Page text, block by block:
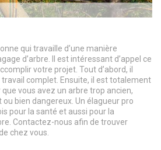
qui travaille d’une manière
d’arbre. Il est intéressant d’appel ce
votre projet. Tout d’abord, il
complet. Ensuite, il est totalement
vous avez un arbre trop ancien,
bien dangereux. Un élagueur pro
pour la santé et aussi pour la
Contactez-nous afin de trouver
chez vous.